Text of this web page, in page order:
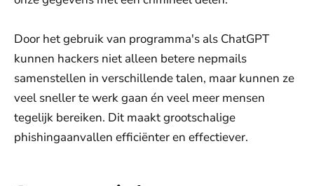
Door het gebruik van programma's als ChatGPT
kunnen hackers niet alleen betere nepmails
samenstellen in verschillende talen, maar kunnen ze
veel sneller te werk gaan én veel meer mensen
tegelijk bereiken. Dit maakt grootschalige
phishingaanvallen efficiënter en effectiever.